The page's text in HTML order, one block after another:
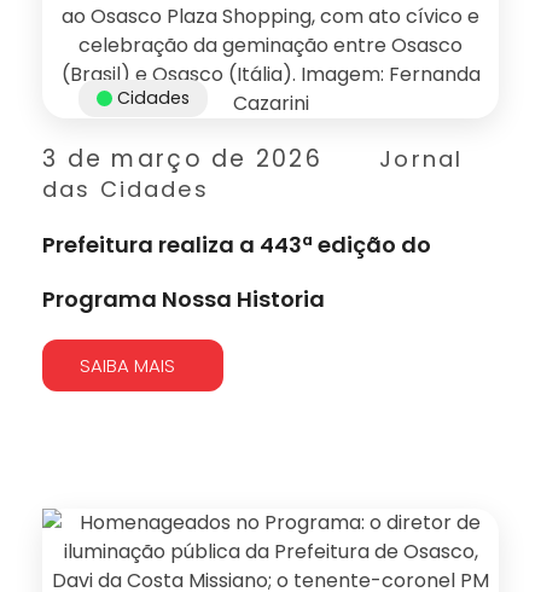
3 de março de 2026
Jornal
das Cidades
Cidades
Prefeitura realiza a 443ª edição do
Programa Nossa Historia
SAIBA MAIS